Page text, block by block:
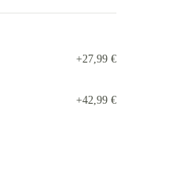
+27,99 €
+42,99 €